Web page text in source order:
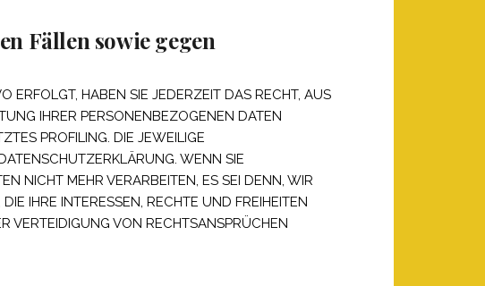
Fällen sowie gegen
ERFOLGT, HABEN SIE JEDERZEIT DAS RECHT, AUS
IHRER PERSONENBEZOGENEN DATEN
PROFILING. DIE JEWEILIGE
WENN SIE
NICHT MEHR VERARBEITEN, ES SEI DENN, WIR
IHRE INTERESSEN, RECHTE UND FREIHEITEN
VERTEIDIGUNG VON RECHTSANSPRÜCHEN